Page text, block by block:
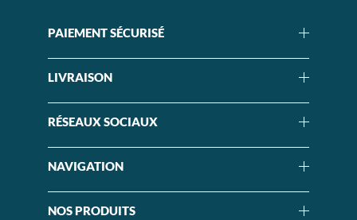
PAIEMENT SÉCURISÉ
LIVRAISON
RÉSEAUX SOCIAUX
NAVIGATION
NOS PRODUITS